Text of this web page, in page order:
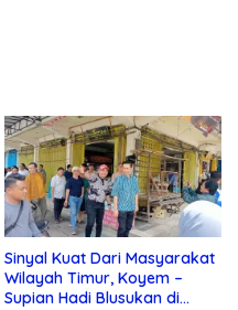
Sinyal Kuat Dari Masyarakat
Wilayah Timur, Koyem –
Supian Hadi Blusukan di